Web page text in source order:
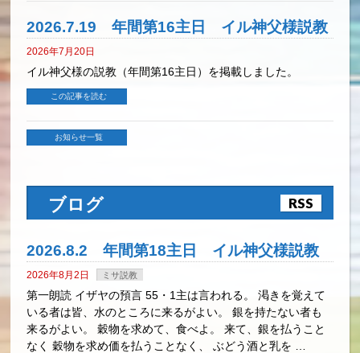
2026.7.19 年間第16主日 イル神父様説教
2026年7月20日
イル神父様の説教（年間第16主日）を掲載しました。
この記事を読む
お知らせ一覧
ブログ RSS
2026.8.2 年間第18主日 イル神父様説教
2026年8月2日 ミサ説教
第一朗読 イザヤの預言 55・1主は言われる。 渇きを覚えて
いる者は皆、水のところに来るがよい。 銀を持たない者も
来るがよい。 穀物を求めて、食べよ。 来て、銀を払うこと
なく 穀物を求め価を払うことなく、 ぶどう酒と乳を …